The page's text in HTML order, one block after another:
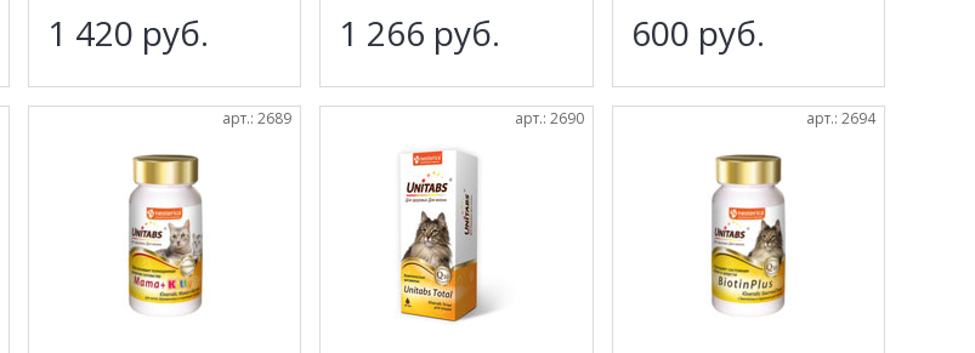
1 420 руб. 1 266 руб. 600 руб.
арт.: 2689 арт.: 2690 арт.: 2694